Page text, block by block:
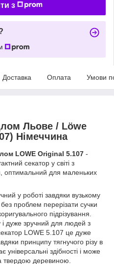
з
Доставка Оплата Умови
Льове / Löwe
Німеччина
LOWE Original 5.107 -
секатор у світі з
оптимальний для маленьких
у роботі завдяки вузькому
проблем перерізати сучки
підрізування.
дуже зручний для людей з
LOWE 5.107 це дуже
принципу тягнучого різу в
здібності і може
твердою деревиною.